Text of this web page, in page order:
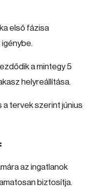
első fázisa
a mintegy 5
helyreállítása.
tervek szerint június
az ingatlanok
biztosítja.